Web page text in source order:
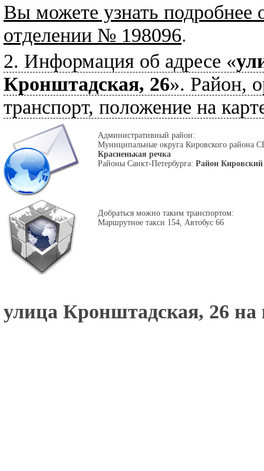
Вы можете узнать подробнее
отделении № 198096.
2. Информация об адресе «
Кронштадская, 26». Район,
транспорт, положение на
Административный район:
Муниципальные округа Кировского района
Красненькая речка
Районы Санкт-Петербурга: Район Кировский
Добраться можно таким транспортом:
Маршрутное такси 154, Автобус 66
улица Кронштадская, 26 на